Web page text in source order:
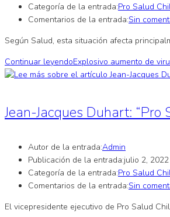
Categoría de la entrada:Pro Salud
Comentarios de la entrada:Sin
Según Salud, esta situación afecta
Continuar leyendoExplosivo aumento de
Jean-Jacques Duhart:
Autor de la entrada:Admin
Publicación de la entrada:julio 2, 2022
Categoría de la entrada:Pro Salud
Comentarios de la entrada:Sin
El vicepresidente ejecutivo de Pro Salud